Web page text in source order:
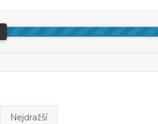
Nejdražší